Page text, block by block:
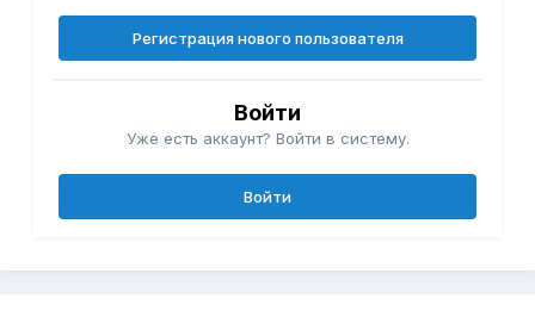
Регистрация нового пользователя
Войти
Уже есть аккаунт? Войти в систему.
Войти